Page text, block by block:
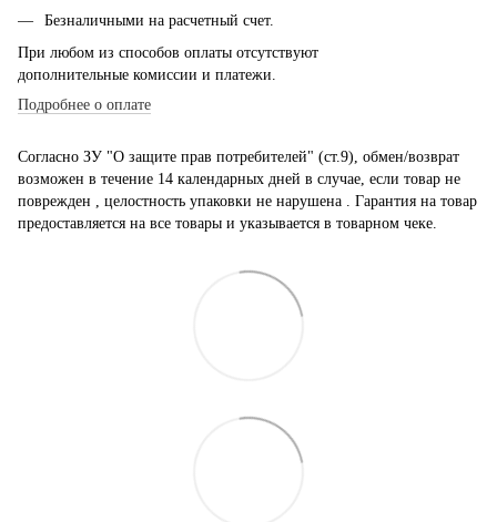
Безналичными на расчетный счет.
При любом из способов оплаты отсутствуют
дополнительные комиссии и платежи.
Подробнее о оплате
Согласно ЗУ "О защите прав потребителей" (ст.9), обмен/возврат
возможен в течение 14 календарных дней в случае, если товар не
поврежден , целостность упаковки не нарушена . Гарантия на товар
предоставляется на все товары и указывается в товарном чеке.